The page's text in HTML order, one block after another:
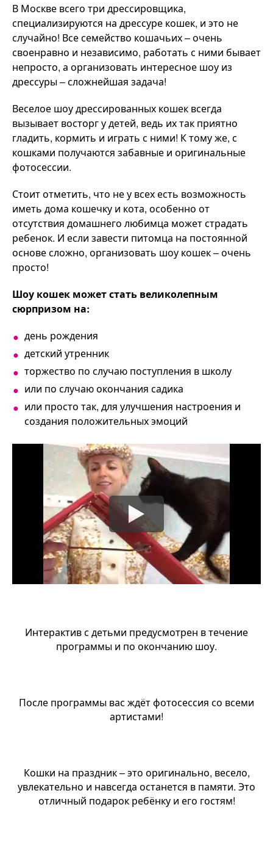
В Москве всего три дрессировщика,
специализируются на дрессуре кошек, и это не
случайно! Все семейство кошачьих – очень
своенравно и независимо, работать с ними бывает
непросто, а организовать интересное шоу из
дрессуры – сложнейшая задача!
Веселое шоу дрессированных кошек всегда
вызывает восторг у детей, ведь их так приятно
гладить, кормить и играть с ними! К тому же, с
кошками получаются забавные и оригинальные
фотосессии.
Стоит отметить, что не у всех есть возможность
иметь дома кошечку и кота, особенно от
отсутствия домашнего любимца может страдать
ребенок. И если завести питомца на постоянной
основе сложно, организовать шоу кошек – очень
просто!
Шоу кошек может стать великолепным
сюрпризом на:
день рождения
детский утренник
торжество по случаю поступления в школу
или по случаю окончания садика
или просто так, для улучшения настроения и
создания положительных эмоций
Интерактив с детьми предусмотрен в течение
программы и по окончанию шоу.
После программы вас ждёт фотосессия со всеми
артистами!
Кошки на праздник – это оригинально, весело,
увлекательно и навсегда останется в памяти. Это
отличный подарок ребёнку и его гостям!